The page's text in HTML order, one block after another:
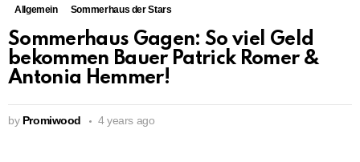
Allgemein Sommerhaus der Stars
Sommerhaus Gagen: So viel Geld
bekommen Bauer Patrick Romer &
Antonia Hemmer!
by Promiwood 4 years ago